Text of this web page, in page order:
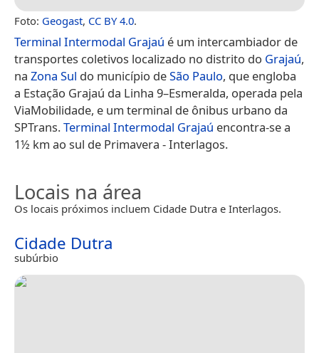
Foto: Geogast, CC BY 4.0.
Terminal Intermodal Grajaú é um intercambiador de
transportes coletivos localizado no distrito do Grajaú,
na Zona Sul do município deSão Paulo, que engloba
a Estação Grajaú da Linha 9–Esmeralda, operada pela
ViaMobilidade, e um terminal de ônibus urbano da
SPTrans.Terminal Intermodal Grajaú encontra-se a
1½ km ao sul de Primavera - Interlagos.
Locais na área
Os locais próximos incluem Cidade Dutra e Interlagos.
Cidade Dutra
subúrbio